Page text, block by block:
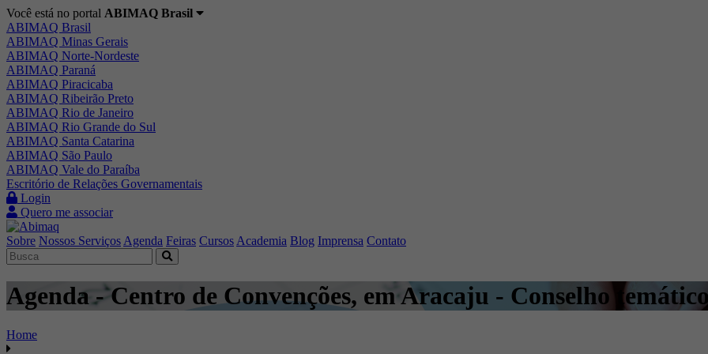
Você está no portal ABIMAQ Brasil
ABIMAQ Brasil
ABIMAQ Minas Gerais
ABIMAQ Norte-Nordeste
ABIMAQ Paraná
ABIMAQ Piracicaba
ABIMAQ Ribeirão Preto
ABIMAQ Rio de Janeiro
ABIMAQ Rio Grande do Sul
ABIMAQ Santa Catarina
ABIMAQ São Paulo
ABIMAQ Vale do Paraíba
Escritório de Relações Governamentais
Login
Quero me associar
Sobre Nossos Serviços Agenda Feiras Cursos Academia Blog Imprensa Contato
Agenda - Centro de Convenções, em Aracaju - Conselho
Home